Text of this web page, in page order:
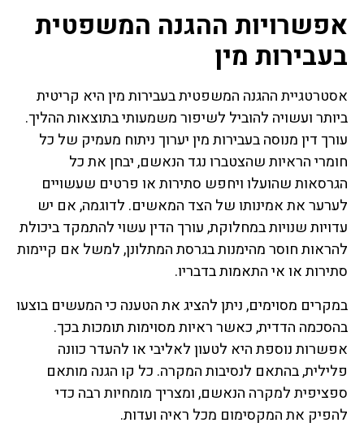
אפשרויות ההגנה המשפטית
בעבירות מין
אסטרטגיית ההגנה המשפטית בעבירות מין היא קריטית
ביותר ועשויה להוביל לשיפור משמעותי בתוצאות ההליך.
עורך דין מנוסה בעבירות מין יערוך ניתוח מעמיק של כל
חומרי הראיות שהצטברו נגד הנאשם, יבחן את כל
הגרסאות שהועלו ויחפש סתירות או פרטים שעשויים
לערער את אמינותו של הצד המאשים. לדוגמה, אם יש
עדויות שנויות במחלוקת, עורך הדין עשוי להתמקד ביכולת
להראות חוסר מהימנות בגרסת המתלונן, למשל אם קיימות
סתירות או אי התאמות בדבריו.
במקרים מסוימים, ניתן להציג את הטענה כי המעשים בוצעו
בהסכמה הדדית, כאשר ראיות מסוימות תומכות בכך.
אפשרות נוספת היא לטעון לאליבי או להעדר כוונה
פלילית, בהתאם לנסיבות המקרה. כל קו הגנה מותאם
ספציפית למקרה הנאשם, ומצריך מומחיות רבה כדי
להפיק את המקסימום מכל ראיה ועדות.